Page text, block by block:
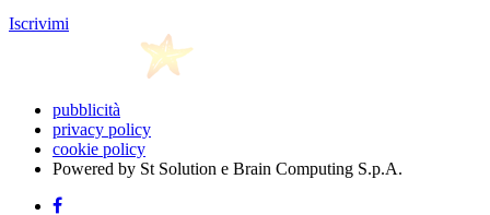
Iscrivimi
pubblicità
privacy policy
cookie policy
Powered by St Solution e Brain Computing S.p.A.